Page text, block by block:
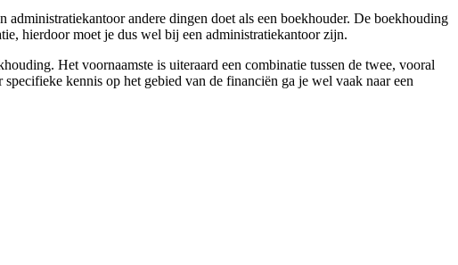
andere dingen doet als een boekhouder. De boekhouding
hierdoor moet je dus wel bij een administratiekantoor zijn.
Het voornaamste is uiteraard een combinatie tussen de twee, vooral
kennis op het gebied van de financiën ga je wel vaak naar een